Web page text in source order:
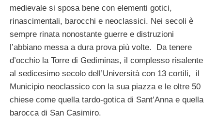
medievale si sposa bene con elementi gotici,
rinascimentali, barocchi e neoclassici. Nei secoli è
sempre rinata nonostante guerre e distruzioni
l’abbiano messa a dura prova più volte. Da tenere
d’occhio la Torre di Gediminas, il complesso risalente
al sedicesimo secolo dell’Università con 13 cortili, il
Municipio neoclassico con la sua piazza e le oltre 50
chiese come quella tardo-gotica di Sant’Anna e quella
barocca di San Casimiro.